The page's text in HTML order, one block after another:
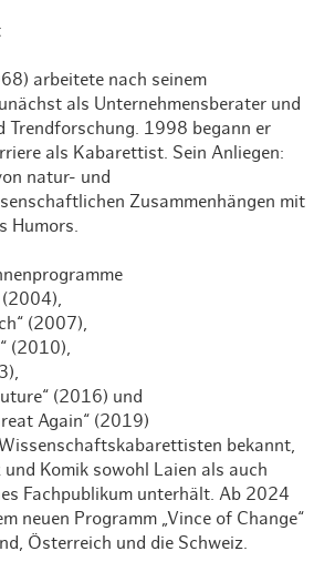
arbeitete nach seinem
als Unternehmensberater und
Trendforschung. 1998 begann er
als Kabarettist. Sein Anliegen:
natur- und
Zusammenhängen mit
Humors.
(2004),
(2007),
(2010),
(2016) und
Again“ (2019)
bekannt,
Komik sowohl Laien als auch
Fachpublikum unterhält. Ab 2024
neuen Programm „Vince of Change“
Österreich und die Schweiz.